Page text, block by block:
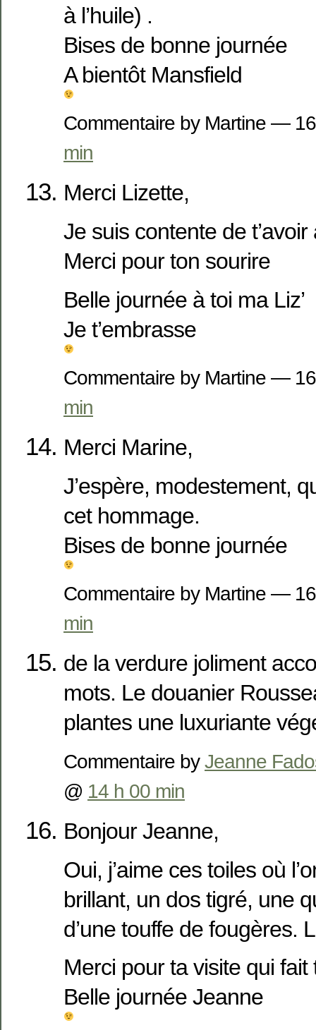
à l’huile) .
Bises de bonne journée
A bientôt Mansfield
Commentaire by Martine —
min
Merci Lizette,
Je suis contente de
Merci pour ton sourire
Belle journée à toi ma Liz’
Je t’embrasse
Commentaire by Martine —
min
Merci Marine,
J’espère, modestement,
cet hommage.
Bises de bonne journée
Commentaire by Martine —
min
de la verdure joliment
mots. Le douanier
plantes une luxuriante
Commentaire byJeanne
@ 14 h 00 min
Bonjour Jeanne,
Oui, j’aime ces toiles où
brillant, un dos tigré, une
d’une touffe de fougères.
Merci pour ta visite qui fait
Belle journée Jeanne